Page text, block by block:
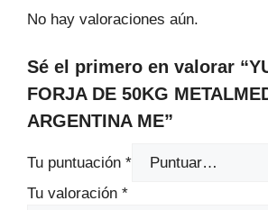
No hay valoraciones aún.
Sé el primero en valorar
FORJA DE 50KG
ARGENTINA ME”
Tu puntuación *
Tu valoración *